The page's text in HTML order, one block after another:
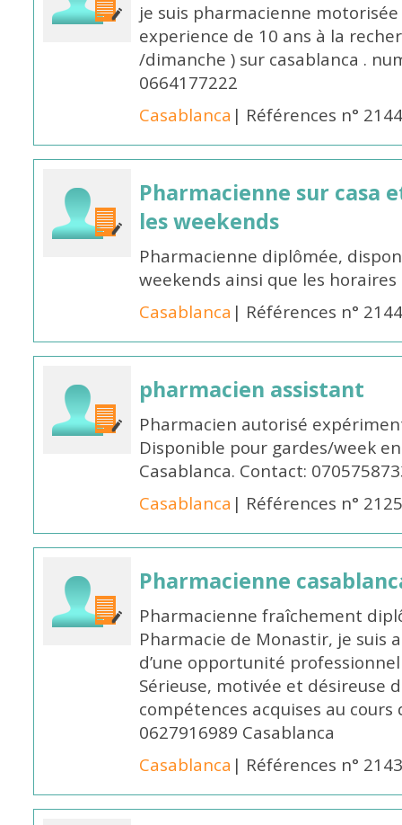
je suis pharmacienne
experience de 10 ans à la
/dimanche ) sur casablanca .
0664177222
Casablanca | Références n°
Pharmacienne sur casa
les weekends
Pharmacienne diplômée,
weekends ainsi que les
Casablanca | Références n°
pharmacien assistant
Pharmacien autorisé
Disponible pour gardes/week
Casablanca. Contact:
Casablanca | Références n°
Pharmacienne
Pharmacienne fraîchement
Pharmacie de Monastir, je suis
d’une opportunité
Sérieuse, motivée et désireuse
compétences acquises au
0627916989 Casablanca
Casablanca | Références n°